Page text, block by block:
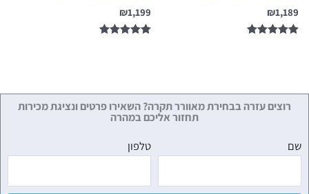
₪1,189
₪1,199
רוצים עזרה בבחירת מאוורר תקרה? השאירו פרטים ונציגת מכירות
תחזור אליכם במהרה
שם טלפון